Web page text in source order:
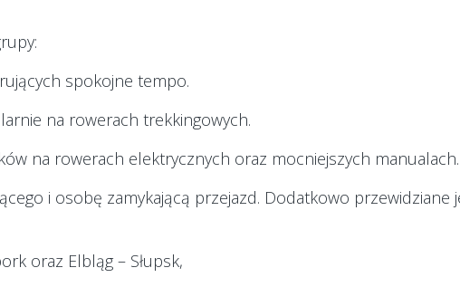
spokojne tempo.
na rowerach trekkingowych.
na rowerach elektrycznych oraz mocniejszych manualach.
i osobę zamykającą przejazd. Dodatkowo
oraz Elbląg – Słupsk,